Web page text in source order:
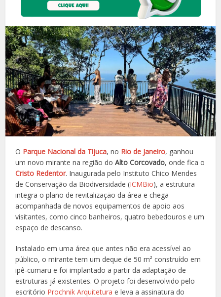
O Parque Nacional da Tijuca, no Rio de Janeiro, ganhou
um novo mirante na região doAlto Corcovado, onde fica o
Cristo Redentor. Inaugurada pelo Instituto Chico Mendes
de Conservação da Biodiversidade (ICMBio), a estrutura
integra o plano de revitalização da área e chega
acompanhada de novos equipamentos de apoio aos
visitantes, como cinco banheiros, quatro bebedouros e um
espaço de descanso.
Instalado em uma área que antes não era acessível ao
público, o mirante tem um deque de 50 m² construído em
ipê-cumaru e foi implantado a partir da adaptação de
estruturas já existentes. O projeto foi desenvolvido pelo
escritório Prochnik Arquitetura e leva a assinatura do